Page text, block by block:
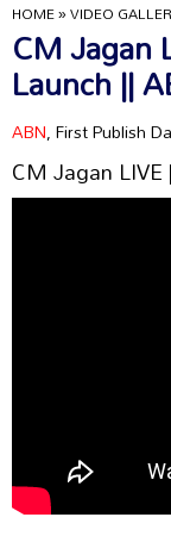
HOME»VIDEO
CM Jagan
Launch ||
ABN, First Publish
CM Jagan